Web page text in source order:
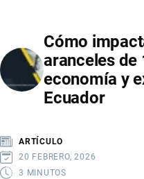
PRODUCTOS
EXPORTADOS
A
RIESGOS,
ALERTAS
Cómo
aranceles de
economía y
Ecuador
ARTÍCULO
20 FEBRERO, 2026
3 MINUTOS